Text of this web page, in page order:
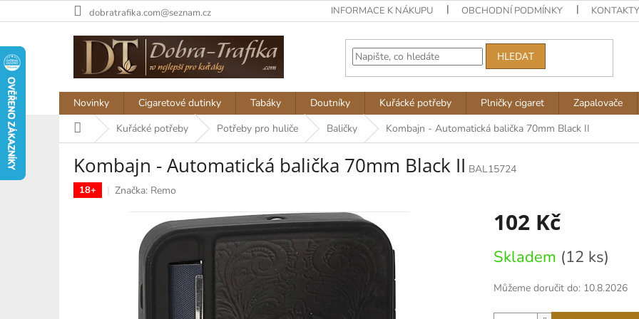
na
dobratrafika.com@seznam.cz INFORMACE K NÁKUPU OBCHODNÍ PODMÍNKY KONTAKTY
HLEDAT
Novinky Cigaretové dutinky Tabáky Doutníky Kuřácké potřeby Plničky cigaret Zapalovače
Domů Kuřácké potřeby Potřeby pro huliče Baličky Kombajn - Automatická balička 70mm Black II
Kombajn - Automatická balička 70mm Black II BAL15724
18+ Značka: Remo
102 Kč
cena:
Skladem (12 ks)
Můžeme doručit do: 10.8.2026